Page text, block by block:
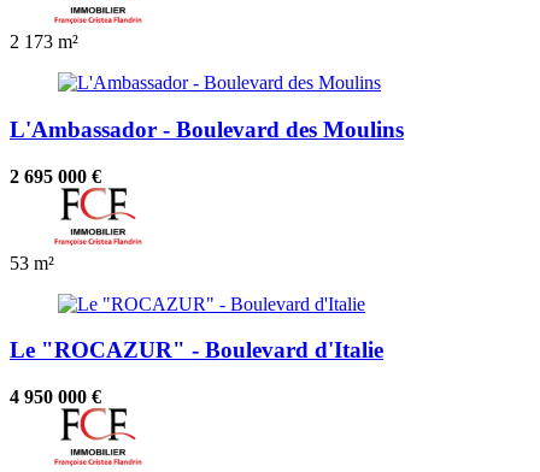
2 173 m²
L'Ambassador - Boulevard des Moulins
2 695 000 €
53 m²
Le "ROCAZUR" - Boulevard d'Italie
4 950 000 €